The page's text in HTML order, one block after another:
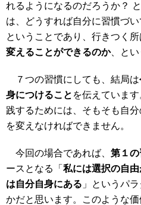
れるようになるのだろうか？
は、どうすれば自分に習慣づ
ということであり、行きつく所
変えることができるのか、とい
７つの習慣にしても、結局は
身につけること を伝えていま
践するためには、そもそも自
を変えなければできません。
今回の場合であれば、 第１の
ースとなる「 私には選択の自
は自分自身にある 」というパ
かだと思います。このような